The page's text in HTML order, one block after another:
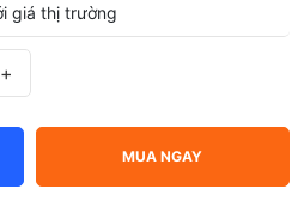
giá thị trường
+
MUA NGAY